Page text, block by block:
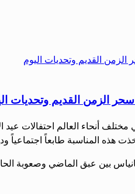
الزمن القديم وتحديات
مختلف أنحاء العالم احتفالات
هذه المناسبة طابعاً اجتماعياً
بين عبق الماضي وصعوبة